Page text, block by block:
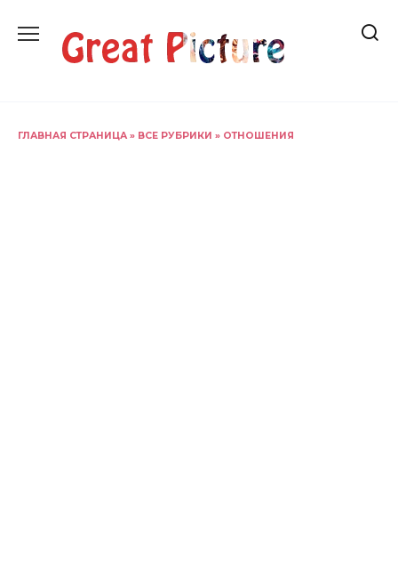
содержанию
ГЛАВНАЯ СТРАНИЦА » ВСЕ РУБРИКИ » ОТНОШЕНИЯ